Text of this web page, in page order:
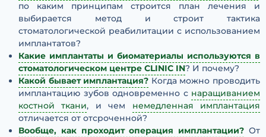
по каким принципам строится план лечения и
выбирается метод и строит тактика
стоматологической реабилитации с использованием
имплантатов?
Какие имплантаты и биоматериалы используются в
стоматологическом центре CLINIC IN? И почему?
Какой бывает имплантация? Когда можно проводить
имплантацию зубов одновременно с наращиванием
костной ткани, и чем немедленная имплантация
отличается от отсроченной?
Вообще, как проходит операция имплантации? От